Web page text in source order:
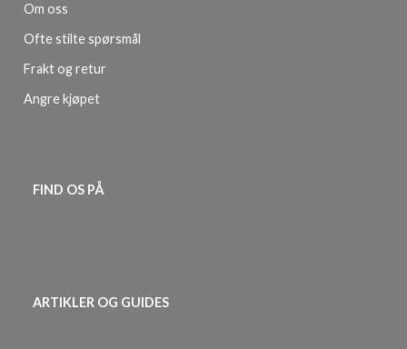
Om oss
Ofte stilte spørsmål
Frakt og retur
Angre kjøpet
FIND OS PÅ
ARTIKLER OG GUIDES